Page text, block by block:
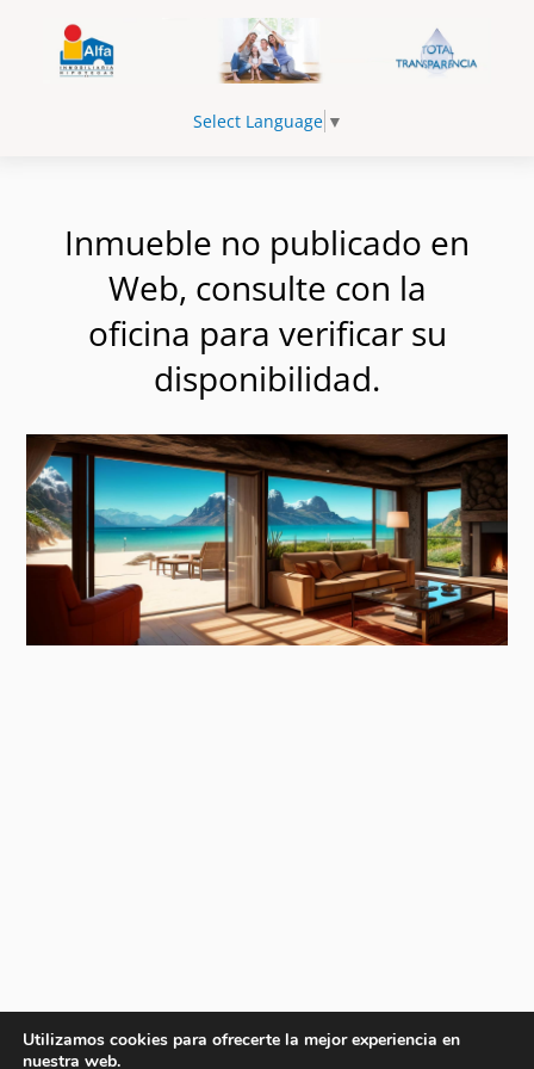
Select Language ▼
Inmueble no publicado en
Web, consulte con la
oficina para verificar su
disponibilidad.
Utilizamos cookies para ofrecerte la mejor experiencia en
nuestra web.